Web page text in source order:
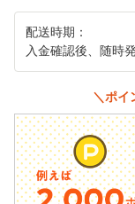
配送時期：
入金確認後、随時
＼ポイ